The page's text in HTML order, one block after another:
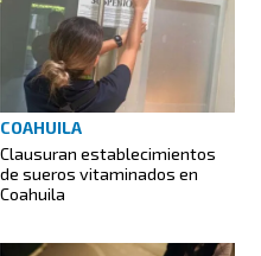
COAHUILA
Clausuran establecimientos
de sueros vitaminados en
Coahuila